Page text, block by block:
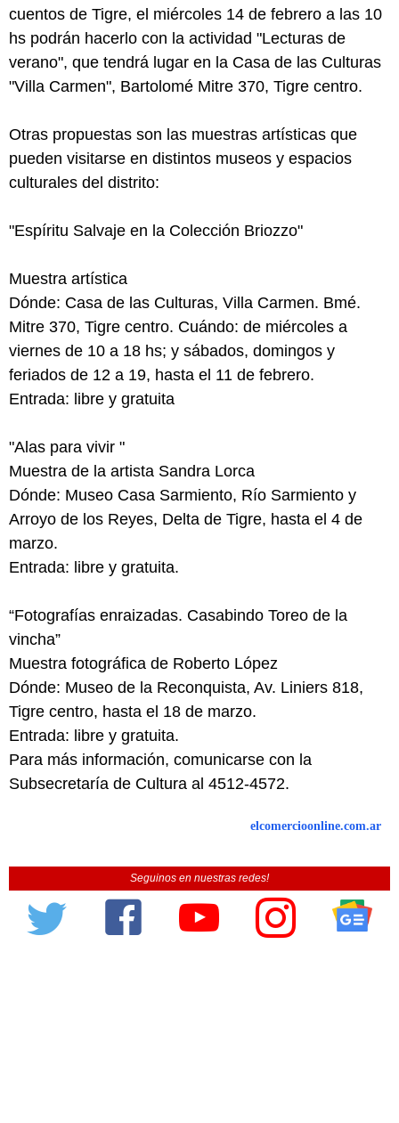
cuentos de Tigre, el miércoles 14 de febrero a las 10
hs podrán hacerlo con la actividad "Lecturas de
verano", que tendrá lugar en la Casa de las Culturas
"Villa Carmen", Bartolomé Mitre 370, Tigre centro.
Otras propuestas son las muestras artísticas que
pueden visitarse en distintos museos y espacios
culturales del distrito:
"Espíritu Salvaje en la Colección Briozzo"
Muestra artística
Dónde: Casa de las Culturas, Villa Carmen. Bmé.
Mitre 370, Tigre centro. Cuándo: de miércoles a
viernes de 10 a 18 hs; y sábados, domingos y
feriados de 12 a 19, hasta el 11 de febrero.
Entrada: libre y gratuita
"Alas para vivir "
Muestra de la artista Sandra Lorca
Dónde: Museo Casa Sarmiento, Río Sarmiento y
Arroyo de los Reyes, Delta de Tigre, hasta el 4 de
marzo.
Entrada: libre y gratuita.
“Fotografías enraizadas. Casabindo Toreo de la
vincha”
Muestra fotográfica de Roberto López
Dónde: Museo de la Reconquista, Av. Liniers 818,
Tigre centro, hasta el 18 de marzo.
Entrada: libre y gratuita.
Para más información, comunicarse con la
Subsecretaría de Cultura al 4512-4572.
elcomercioonline.com.ar
Seguinos en nuestras redes!